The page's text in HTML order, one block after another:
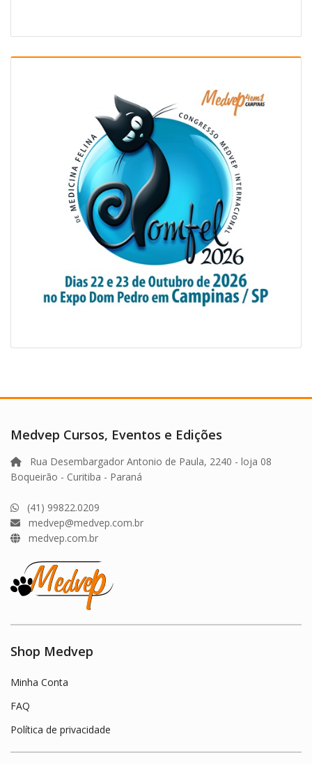
Medvep Cursos, Eventos e Edições
Rua Desembargador Antonio de Paula, 2240 - loja 08
Boqueirão - Curitiba - Paraná
(41) 99822.0209
medvep@medvep.com.br
medvep.com.br
Shop Medvep
Minha Conta
FAQ
Política de privacidade